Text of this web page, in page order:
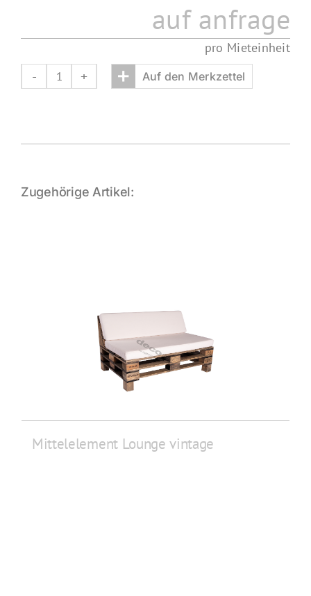
auf anfrage
pro Mieteinheit
Eckelement+ Auf den Merkzettel
Zugehörige Artikel:
Mittelelement Lounge vintage